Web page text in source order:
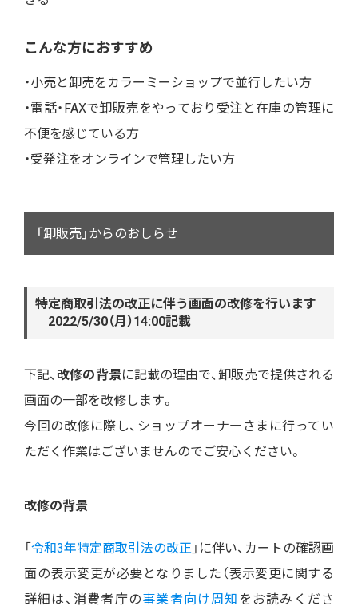
こんな方におすすめ
・小売と卸売をカラーミーショップで並行したい方
・電話・FAXで卸販売をやっており受注と在庫の管理に
不便を感じている方
・受発注をオンラインで管理したい方
「卸販売」からのおしらせ
特定商取引法の改正に伴う画面の改修を行います
｜2022/5/30（月）14:00記載
下記、 改修の背景に記載の理由で、卸販売で提供される
画面の一部を改修します。
今回の改修に際し、ショップオーナーさまに行ってい
ただく作業はございませんのでご安心ください。
改修の背景
「 令和3年特定商取引法の改正 」に伴い、カートの確認画
面の表示変更が必要となりました（表示変更に関する
詳細は、消費者庁の事業者向け周知 をお読みくださ